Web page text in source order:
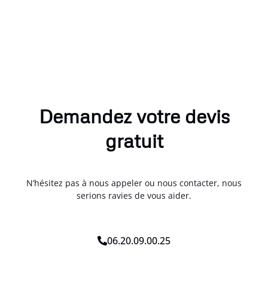
Demandez votre devis
gratuit
N’hésitez pas à nous appeler ou nous contacter, nous
serions ravies de vous aider.
06.20.09.00.25